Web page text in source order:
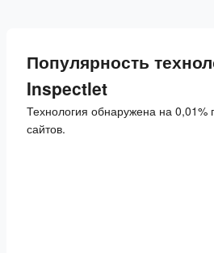
Популярность
Inspectlet
Технология обнаружена на
сайтов.